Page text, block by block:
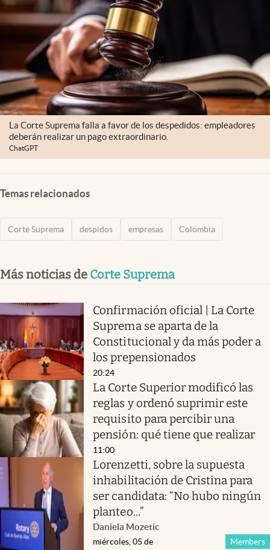
La Corte Suprema falla a favor de los despedidos: empleadores
deberán realizar un pago extraordinario.
ChatGPT
Temas relacionados
Corte Suprema despidos empresas Colombia
Más noticias de Corte Suprema
Confirmación oficial | La Corte
Suprema se aparta de la
Constitucional y da más poder a
los prepensionados
20:24
La Corte Superior modificó las
reglas y ordenó suprimir este
requisito para percibir una
pensión: qué tiene que realizar
11:00
Lorenzetti, sobre la supuesta
inhabilitación de Cristina para
ser candidata: “No hubo ningún
planteo...”
Daniela Mozetic
Members
miércoles, 05 de